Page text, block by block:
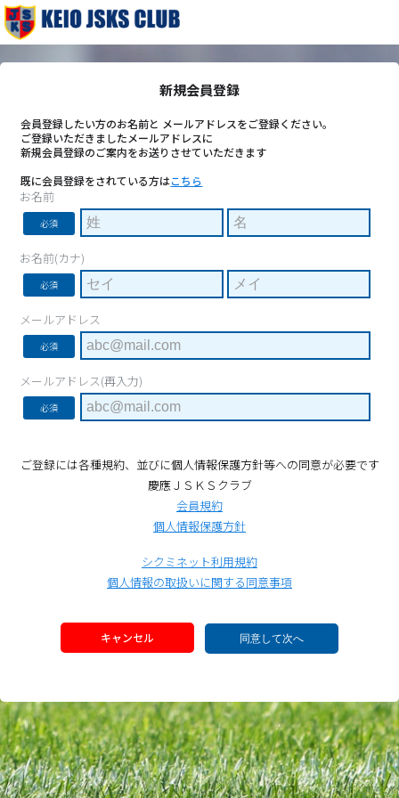
新規会員登録
会員登録したい方のお名前と メールアドレスをご登録ください。
ご登録いただきましたメールアドレスに
新規会員登録のご案内をお送りさせていただきます
既に会員登録をされている方はこちら
お名前
必須
お名前(カナ)
必須
メールアドレス
必須
メールアドレス(再入力)
必須
ご登録には各種規約、並びに個人情報保護方針等への同意が必要です
慶應ＪＳＫＳクラブ
会員規約
個人情報保護方針
シクミネット利用規約
個人情報の取扱いに関する同意事項
キャンセル 同意して次へ